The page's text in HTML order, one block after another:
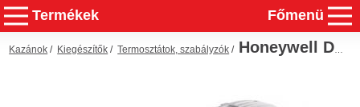
Termékek Főmenü
Kazánok / Kiegészítők /Termosztátok, szabályzók / Honeywell DT90